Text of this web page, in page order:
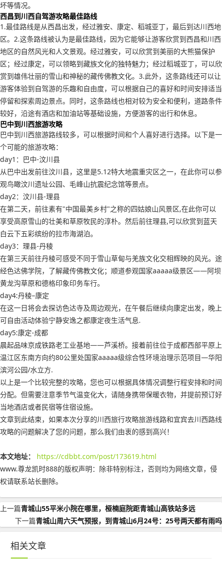
坏等情况。
西昌到川西自驾游攻略最佳路线
1.最佳路线是从西昌出发，经过雅安、康定、稻城亚丁，最后到达川西地
区。2.这条路线被认为是最佳路线，因为它能够让游客欣赏到西昌和川西
地区的自然风光和人文景观。经过雅安，可以欣赏到美丽的大熊猫保护
区；经过康定，可以领略到藏族文化的独特魅力；经过稻城亚丁，可以欣
赏到雄伟壮丽的雪山和神秘的藏传佛教文化。3.此外，这条路线还可以让
游客体验到自驾游的乐趣和自由度，可以根据自己的喜好和时间安排适当
停留和探索周边景点。同时，这条路线也相对较为安全和便利，道路条件
较好，沿途有酒店和加油站等基础设施，方便游客的出行和休息。
巴中到川西旅游攻略
巴中到川西旅游路线较多，可以根据时间和个人喜好进行选择。以下是一
个可能的旅游攻略：
day1：巴中-汶川县
从巴中出发前往汶川县，这里是5.12特大地震重灾区之一，在此你可以参
观鸟瞰汶川遗址公园、毛峰山抗震纪念馆等景点。
day2：汶川县-理县
在第二天，前往素有"中国最美乡村"之称的四姑娘山风景区,在此你可以
享受高原雪山的壮美和草原牧民的淳朴。然后前往理县,可以欣赏到蓝天
白云下五彩缤纷的拉市海湖泊。
day3：理县-丹稜
在第三天前往丹稜可感受不同于雪山草甸与羌族文化交相辉映的风光。途
经色达佛学院，了解藏传佛教文化；顺道参观国家aaaaa级景区——阿坝
黄龙沟草原和德格印象印务车行。
day4:丹稜–康定
在这一日将会去探访色达寺及周边观光，在午餐后继续向康定出发，晚上
可自由活动体验宁静安逸之都康定夜生活气息.
day5:康定-成都
晨起品味京成铁路老工业基地——芦溪桥。接着前往位于成都西部平原上
温江区东南方向约80公里处国家aaaaa级综合性环境治理示范项目—华阳
滨河公园/水立方.
以上是一个比较完整的攻略，您也可以根据具体情况调整行程安排和时间
分配。但需要注意季节气温变化大，请随身携带保暖衣物，并提前预订好
当地酒店或者民宿等住宿设施。
文章到此结束，如果本次分享的川西旅行攻略旅游线路和宜宾去川西路线
攻略的问题解决了您的问题，那么我们由衷的感到高兴！
本文地址：
https://cdbbt.com/post/173619.html
www.尊龙凯时888的版权声明： 除非特别标注，否则均为网络文章，侵
权请联系站长删除。
上一篇青城山55平米小院在哪里，桠楠庭院距青城山高铁站多远
下一篇青城山周六天气预报，到青城山6月24号：25号两天都有雨吗
相关文章